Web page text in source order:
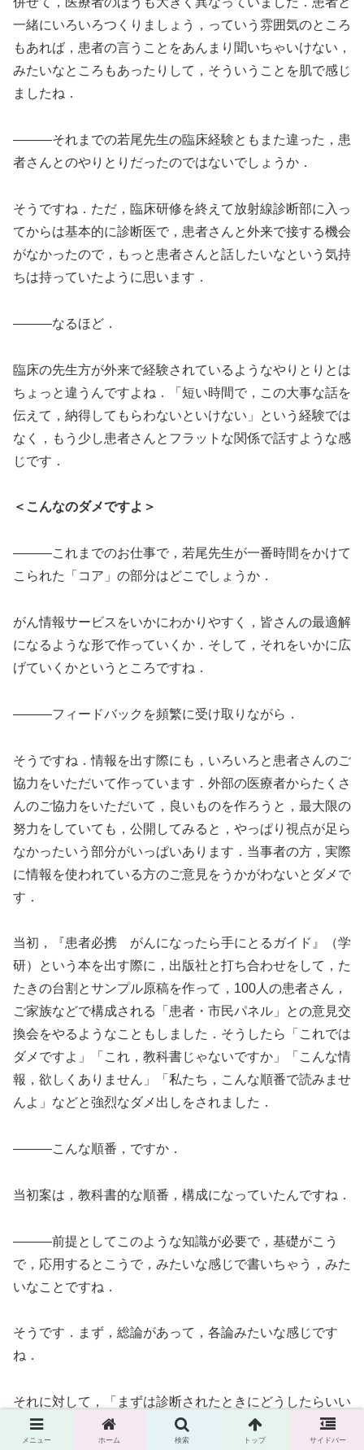
一緒にいろいろつくりましょう，っていう雰囲気のところ
もあれば，患者の言うことをあんまり聞いちゃいけない，
みたいなところもあったりして，そういうことを肌で感じ
ましたね．
―――それまでの若尾先生の臨床経験ともまた違った，患
者さんとのやりとりだったのではないでしょうか．
そうですね．ただ，臨床研修を終えて放射線診断部に入っ
てからは基本的に診断医で，患者さんと外来で接する機会
がなかったので，もっと患者さんと話したいなという気持
ちは持っていたように思います．
―――なるほど．
臨床の先生方が外来で経験されているようなやりとりとは
ちょっと違うんですよね．「短い時間で，この大事な話を
伝えて，納得してもらわないといけない」という経験では
なく，もう少し患者さんとフラットな関係で話すような感
じです．
＜こんなのダメですよ＞
―――これまでのお仕事で，若尾先生が一番時間をかけて
こられた「コア」の部分はどこでしょうか．
がん情報サービスをいかにわかりやすく，皆さんの最適解
になるような形で作っていくか．そして，それをいかに広
げていくかというところですね．
―――フィードバックを頻繁に受け取りながら．
そうですね．情報を出す際にも，いろいろと患者さんのご
協力をいただいて作っています．外部の医療者からたくさ
んのご協力をいただいて，良いものを作ろうと，最大限の
努力をしていても，公開してみると，やっぱり視点が足ら
なかったいう部分がいっぱいあります．当事者の方，実際
に情報を使われている方のご意見をうかがわないとダメで
す．
当初，『患者必携 がんになったら手にとるガイド』（学
研）という本を出す際に，出版社と打ち合わせをして，た
たきの台割とサンプル原稿を作って，100人の患者さん，
ご家族などで構成される「患者・市民パネル」との意見交
換会をやるようなこともしました．そうしたら「これでは
ダメですよ」「これ，教科書じゃないですか」「こんな情
報，欲しくありません」「私たち，こんな順番で読みませ
んよ」などと強烈なダメ出しをされました．
―――こんな順番，ですか．
当初案は，教科書的な順番，構成になっていたんですね．
―――前提としてこのような知識が必要で，基礎がこう
で，応用するとこうで，みたいな感じで書いちゃう，みた
いなことですね．
そうです．まず，総論があって，各論みたいな感じです
ね．
それに対して，「まずは診断されたときにどうしたらいい
か，とか，そっちから入らなければいけない」と．ひと
メニュー ホーム 検索 トップ サイドバー